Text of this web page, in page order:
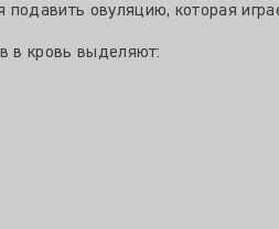
овуляцию, которая
в кровь выделяют: